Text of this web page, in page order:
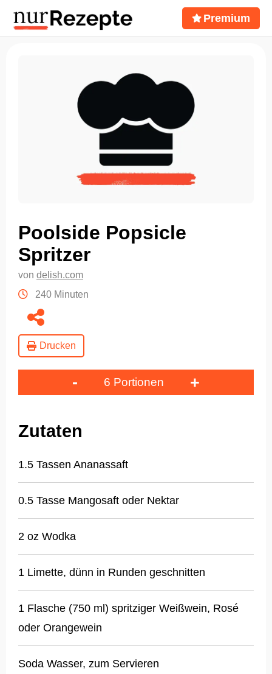
Premium
Poolside Popsicle
Spritzer
von delish.com
240 Minuten
Drucken
- 6 Portionen +
Zutaten
1.5 Tassen Ananassaft
0.5 Tasse Mangosaft oder Nektar
2 oz Wodka
1 Limette, dünn in Runden geschnitten
1 Flasche (750 ml) spritziger Weißwein, Rosé
oder Orangewein
Soda Wasser, zum Servieren